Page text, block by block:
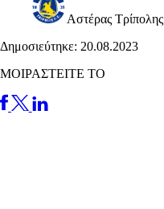
Αστέρας Τρίπολης
Δημοσιεύτηκε: 20.08.2023
ΜΟΙΡΑΣΤΕΙΤΕ ΤΟ